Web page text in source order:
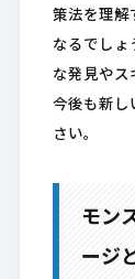
策法を理解
なるでしょ
な発見やス
今後も新し
さい。
モン
ージ